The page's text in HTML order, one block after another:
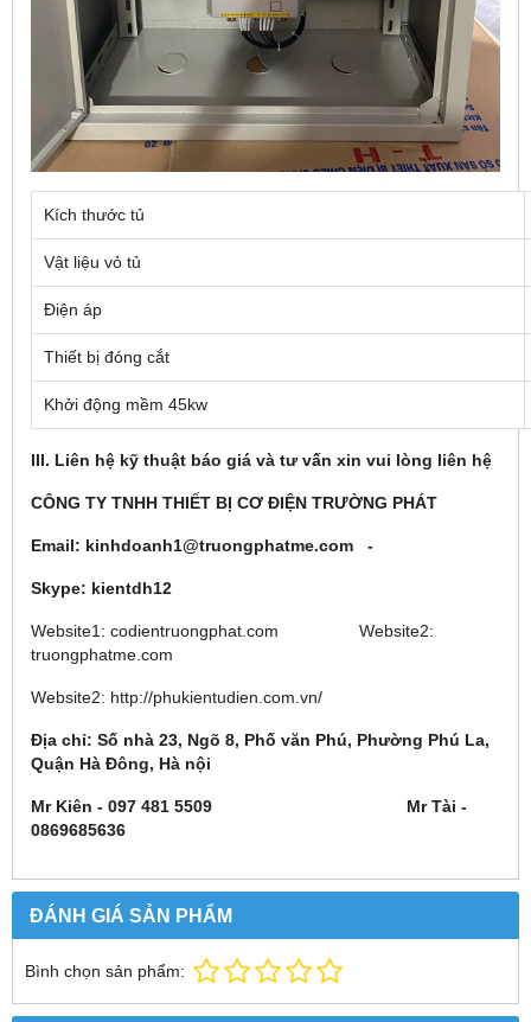
Kích thước tủ
Vật liệu vỏ tủ
Điện áp
Thiết bị đóng cắt
Khởi động mềm 45kw
III. Liên hệ kỹ thuật báo giá và tư vấn xin vui lòng liên hệ
CÔNG TY TNHH THIẾT BỊ CƠ ĐIỆN TRƯỜNG PHÁT
Email: kinhdoanh1@truongphatme.com -
Skype: kientdh12
Website1: codientruongphat.com Website2:
truongphatme.com
Website2: http://phukientudien.com.vn/
Địa chỉ: Số nhà 23, Ngõ 8, Phố văn Phú, Phường Phú La,
Quận Hà Đông, Hà nội
Mr Kiên - 097 481 5509 Mr Tài -
0869685636
ĐÁNH GIÁ SẢN PHẨM
Bình chọn sản phẩm: